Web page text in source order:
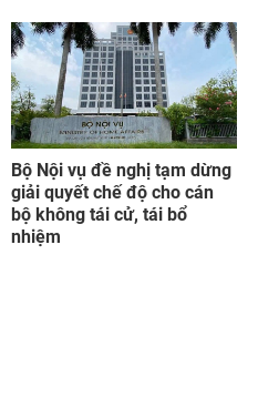
Bộ Nội vụ đề nghị tạm dừng
giải quyết chế độ cho cán
bộ không tái cử, tái bổ
nhiệm